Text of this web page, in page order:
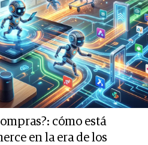
cómo está
en la era de los